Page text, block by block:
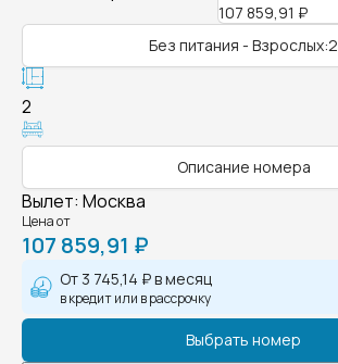
107 859,91 ₽
Без питания - Взрослых:2
2
Описание номера
Вылет: Москва
Цена от
107 859,91 ₽
От 3 745,14 ₽в месяц
в кредит или в рассрочку
Выбрать номер